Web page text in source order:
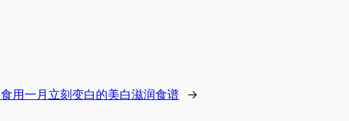
食用一月立刻变白的美白滋润食谱 →